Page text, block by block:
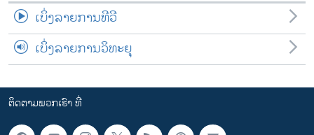
ເບິ່ງລາຍການທີວີ
ເບິ່ງລາຍການວິທະຍຸ
ຕິດຕາມພວກເຮົາ ທີ່